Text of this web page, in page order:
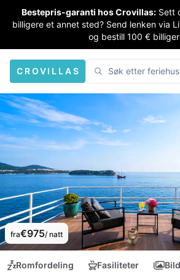
Bestepris-garanti hos Crovillas: Sett
billigere et annet sted? Send lenken via
og bestill 100 €
CROVILLAS
fra€975/ natt
Romfordeling Fasiliteter